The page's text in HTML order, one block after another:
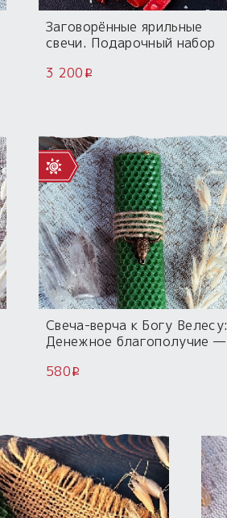
Заговорённые ярильные
свечи. Подарочный набор
3 200 i
Свеча-верча к Богу Велесу:
Денежное благополучие —
580i